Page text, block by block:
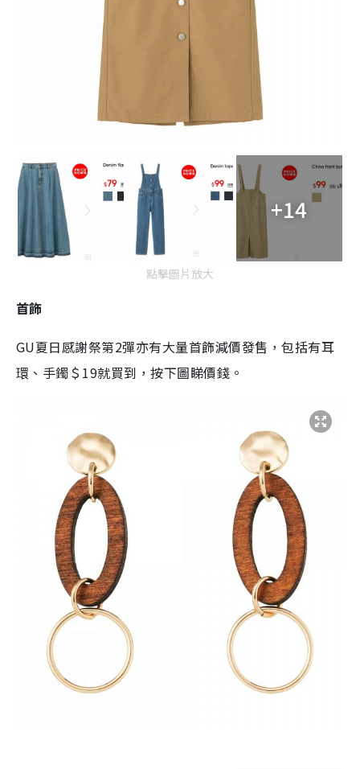
+14
點擊圖片放大
首飾
GU夏日感謝祭第2彈亦有大量首飾減價發售，包括有耳
環、手鐲＄19就買到，按下圖睇價錢。